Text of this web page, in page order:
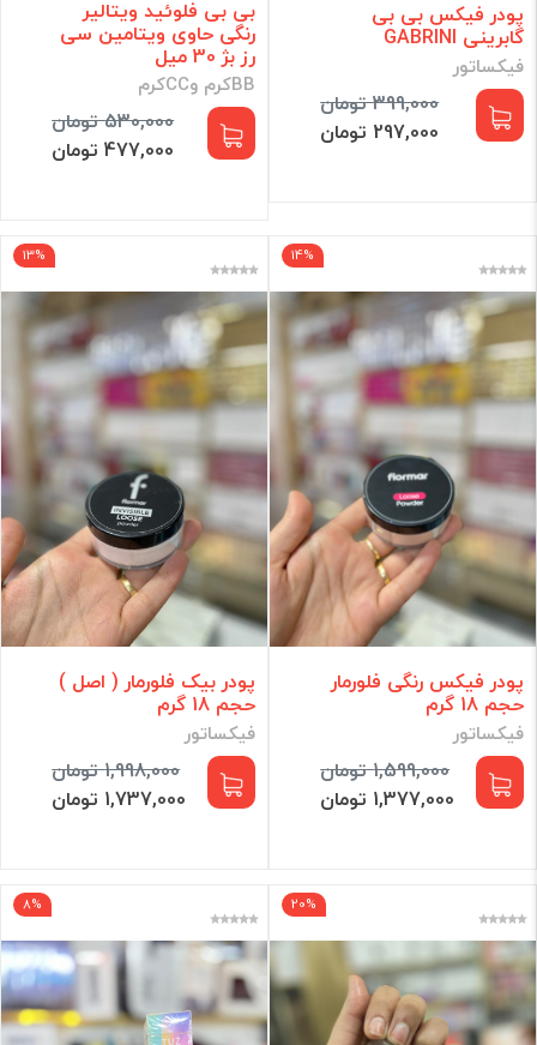
پودر فیکس بی بی
گابرینی GABRINI
فیکساتور
399,000 تومان
297,000 تومان
بی بی فلوئید ویتالیر
رنگی حاوی ویتامین سی
رز بژ 30 میل
BBکرم وCCکرم
530,000 تومان
477,000 تومان
14%
پودر فیکس رنگی فلورمار
حجم 18 گرم
فیکساتور
1,599,000 تومان
1,377,000 تومان
13%
پودر بیک فلورمار ( اصل )
حجم 18 گرم
فیکساتور
1,998,000 تومان
1,737,000 تومان
20%
8%